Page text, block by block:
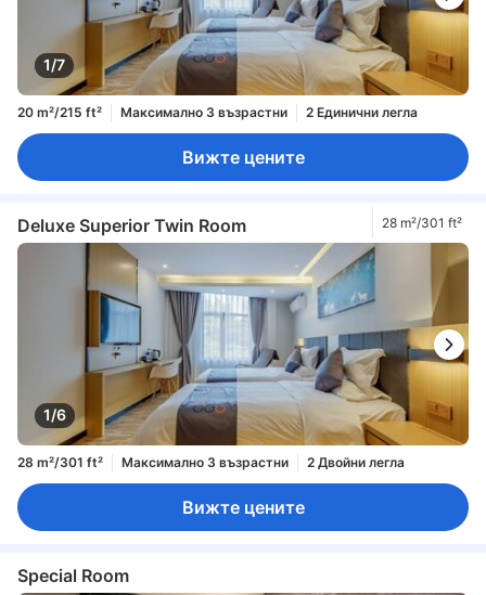
1/7
20 m²/215 ft² Максимално 3 възрастни 2 Единични легла
Вижте цените
Deluxe Superior Twin Room 28 m²/301 ft²
1/6
28 m²/301 ft² Максимално 3 възрастни 2 Двойни легла
Вижте цените
Special Room